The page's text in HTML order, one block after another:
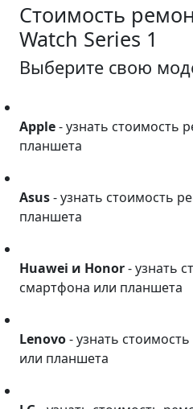
Стоимость
Watch Series 1
Выберите свою
Apple- узнать стоимость
планшета
Asus- узнать стоимость
планшета
Huawei и Honor- узнать
смартфона или планшета
Lenovo- узнать
или планшета